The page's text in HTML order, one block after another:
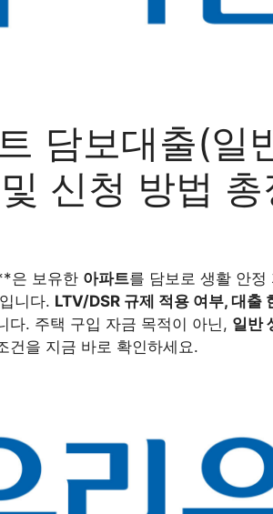
담보대출(일
신청 방법 총
은 보유한 아파트를 담보로 생활 안정
니다. LTV/DSR 규제 적용 여부, 대출
다. 주택 구입 자금 목적이 아닌, 일반
건을 지금 바로 확인하세요.